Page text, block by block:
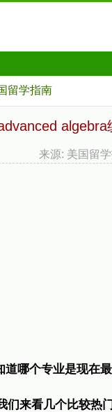
留学指南
algebra
来源: 美国留
哪个专业是现在
们来看几个比较热